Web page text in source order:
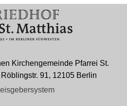
Kirchengemeinde Pfarrei St.
91, 12105 Berlin